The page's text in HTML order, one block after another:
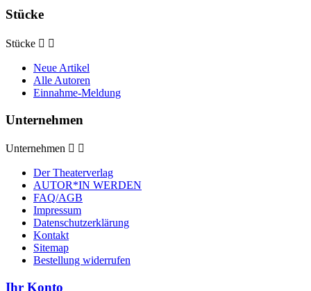
Stücke
Stücke  
Neue Artikel
Alle Autoren
Einnahme-Meldung
Unternehmen
Unternehmen  
Der Theaterverlag
AUTOR*IN WERDEN
FAQ/AGB
Impressum
Datenschutzerklärung
Kontakt
Sitemap
Bestellung widerrufen
Ihr Konto